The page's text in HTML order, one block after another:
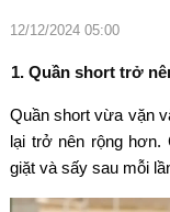
12/12/2024 05:00
1. Quần short trở
Quần short vừa vặn
lại trở nên rộng hơn.
giặt và sấy sau mỗi